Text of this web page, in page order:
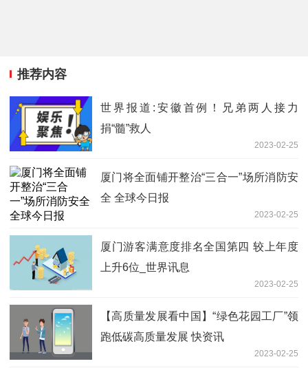
推荐内容
世界报道:安徽首例！兄弟两人接力
捐“髓”救人
2023-02-25
厦门将全面铺开整治“三合一”场所消防安
全 全球今日报
2023-02-25
厦门游客满意度排名全国第四 较上年度
上升6位_世界讯息
2023-02-25
【高质量发展看中国】“绿色花园工厂”领
跑低碳高质量发展 快资讯
2023-02-25